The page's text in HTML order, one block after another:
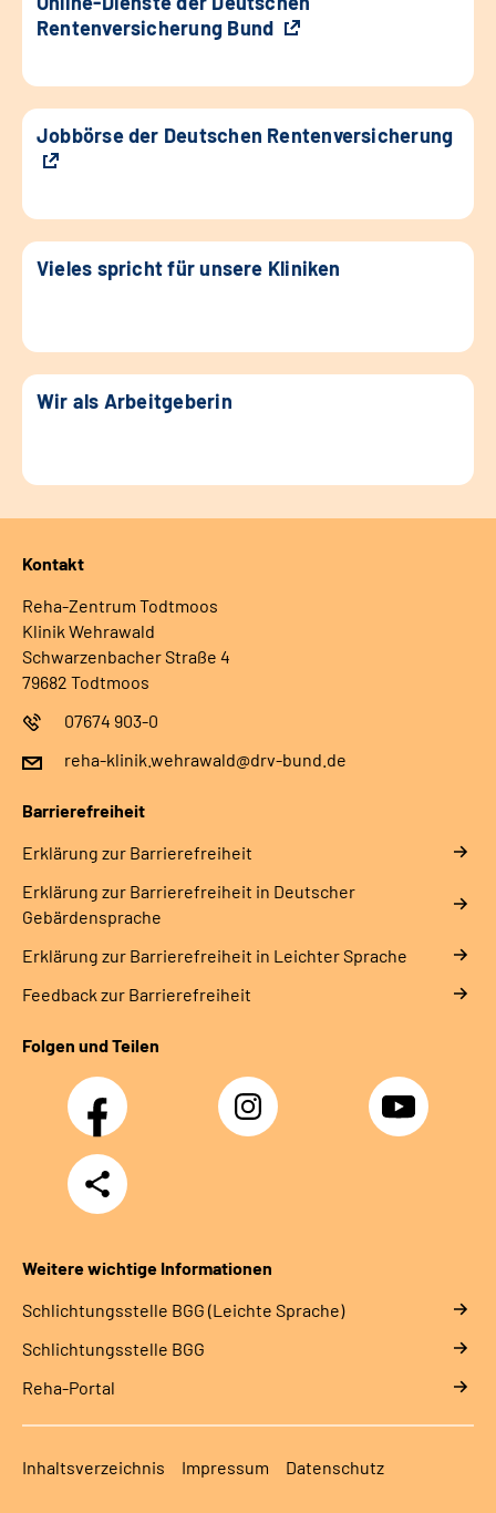
Rentenversicherung Bund
Jobbörse der Deutschen Rentenversicherung
Vieles spricht für unsere Kliniken
Wir als Arbeitgeberin
Kontakt
Reha-Zentrum Todtmoos
Klinik Wehrawald
Schwarzenbacher Straße 4
79682 Todtmoos
07674 903-0
reha-klinik.wehrawald@drv-bund.de
Barrierefreiheit
Erklärung zur Barrierefreiheit
Erklärung zur Barrierefreiheit in Deutscher
Gebärdensprache
Erklärung zur Barrierefreiheit in Leichter Sprache
Feedback zur Barrierefreiheit
Folgen und Teilen
Facebook Instagram YouTube
Teilen
Weitere wichtige Informationen
Schlich­tungs­stel­le BGG (Leichte Sprache)
Schlich­tungs­stel­le BGG
Reha-Portal
Inhaltsverzeichnis Impressum Datenschutz